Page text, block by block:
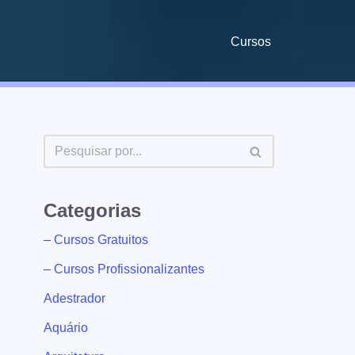
Cursos
Categorias
– Cursos Gratuitos
– Cursos Profissionalizantes
Adestrador
Aquário